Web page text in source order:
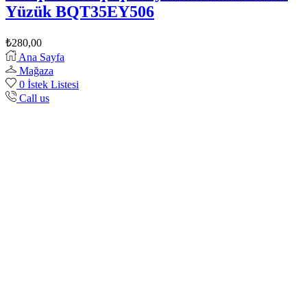
Yüzük BQT35EY506
₺280,00
Ana Sayfa
Mağaza
0 İstek Listesi
Call us